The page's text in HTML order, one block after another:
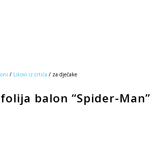
/ Likovi iz crtića / za dječake
balon “Spider-Man”